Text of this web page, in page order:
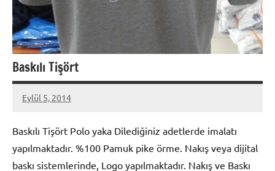
Baskılı Tişört
Eylül 5, 2014
metindonmez
Baskılı Tişört Polo yaka Dilediğiniz adetlerde imalatı
yapılmaktadır. %100 Pamuk pike örme. Nakış veya dijital
baskı sistemlerinde, Logo yapılmaktadır. Nakış ve Baskı